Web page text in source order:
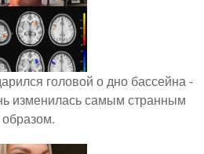
головой о дно бассейна -
изменилась самым странным
образом.